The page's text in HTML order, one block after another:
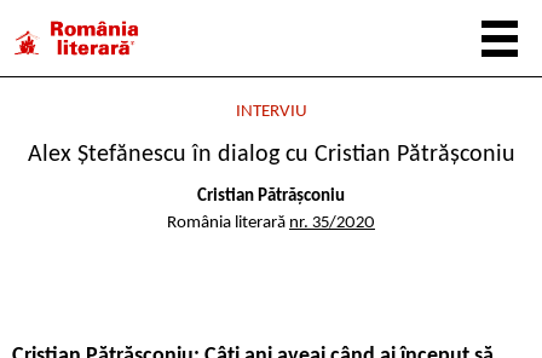
INTERVIU
Alex Ștefănescu în dialog cu Cristian Pătrășconiu
Cristian Pătrășconiu
România literară nr. 35/2020